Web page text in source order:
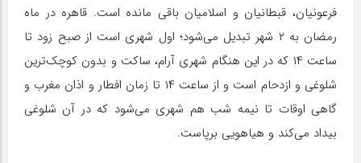
فرعونیان، قبطانیان و اسلامیان باقی مانده است. قاهره در ماه
رمضان به ۲ شهر تبدیل می‌شود؛ اول شهری است از صبح زود تا
ساعت ۱۴ که در این هنگام شهری آرام، ساکت و بدون کوچک‌ترین
شلوغی و ازدحام است و از ساعت ۱۴ تا زمان افطار و اذان مغرب و
گاهی اوقات تا نیمه شب هم شهری می‌شود که در آن شلوغی
بیداد می‌کند و هیاهویی برپاست.